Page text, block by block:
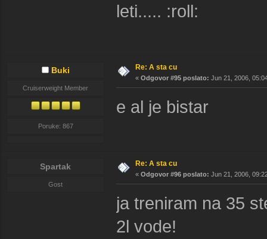
leti..... :roll:
Buki
Cruiserweight Member
Poruke: 867
Re: A sta cu
« Odgovor #95 poslato: Jun 21, 2006,
e al je bistar
Spartak
Gost
Re: A sta cu
« Odgovor #96 poslato: Jun 21, 2006,
ja treniram na 35
2l vode!